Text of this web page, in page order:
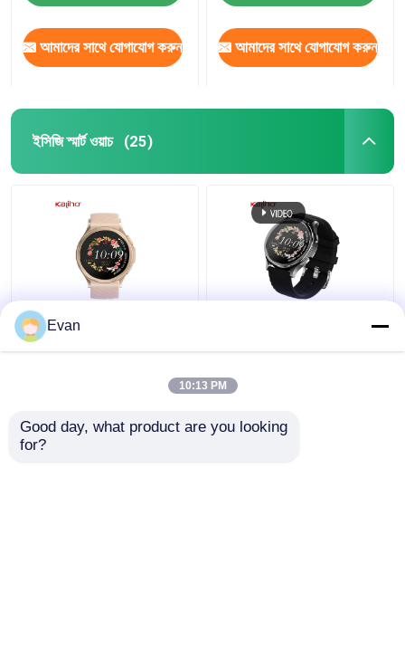
আমাদের সাথে যোগাযোগ করুন আমাদের সাথে যোগাযোগ করুন
ইসিজি স্মার্ট ওয়াচ (25)
ইসিজি স্মার্ট ওয়াচ ফিটনেস রুম
অফিস পরিবার আউটডোর ফুল টাচ
OEM 1.43 "ইঞ্চি AMOLED
Evan
10:13 PM
Good day, what product are you looking
for?